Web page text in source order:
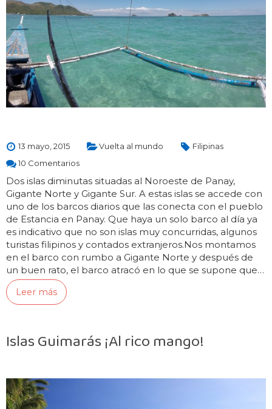
13 mayo, 2015 Vuelta al mundo
Filipinas
10 Comentarios
Dos islas diminutas situadas al Noroeste de Panay,
Gigante Norte y Gigante Sur. A estas islas se accede con
uno de los barcos diarios que las conecta con el pueblo
de Estancia en Panay. Que haya un solo barco al día ya
es indicativo que no son islas muy concurridas, algunos
turistas filipinos y contados extranjeros.Nos montamos
en el barco con rumbo a Gigante Norte y después de
un buen rato, el barco atracó en lo que se supone que…
Leer más
Islas Guimarás ¡Al rico mango!